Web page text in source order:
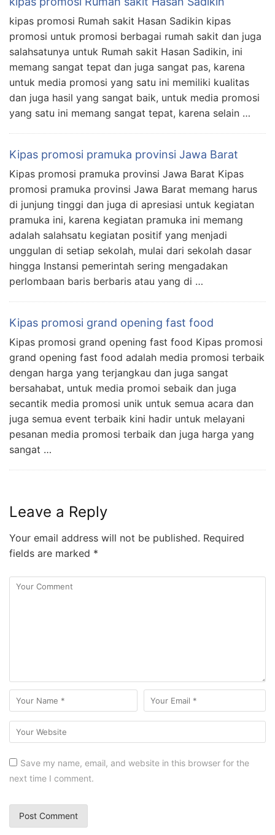
kipas promosi Rumah sakit Hasan Sadikin kipas
promosi untuk promosi berbagai rumah sakit dan juga
salahsatunya untuk Rumah sakit Hasan Sadikin, ini
memang sangat tepat dan juga sangat pas, karena
untuk media promosi yang satu ini memiliki kualitas
dan juga hasil yang sangat baik, untuk media promosi
yang satu ini memang sangat tepat, karena selain …
Kipas promosi pramuka provinsi Jawa Barat
Kipas promosi pramuka provinsi Jawa Barat Kipas
promosi pramuka provinsi Jawa Barat memang harus
di junjung tinggi dan juga di apresiasi untuk kegiatan
pramuka ini, karena kegiatan pramuka ini memang
adalah salahsatu kegiatan positif yang menjadi
unggulan di setiap sekolah, mulai dari sekolah dasar
hingga Instansi pemerintah sering mengadakan
perlombaan baris berbaris atau yang di …
Kipas promosi grand opening fast food
Kipas promosi grand opening fast food Kipas promosi
grand opening fast food adalah media promosi terbaik
dengan harga yang terjangkau dan juga sangat
bersahabat, untuk media promoi sebaik dan juga
secantik media promosi unik untuk semua acara dan
juga semua event terbaik kini hadir untuk melayani
pesanan media promosi terbaik dan juga harga yang
sangat …
Leave a Reply
Your email address will not be published. Required
fields are marked *
Save my name, email, and website in this browser for the
next time I comment.